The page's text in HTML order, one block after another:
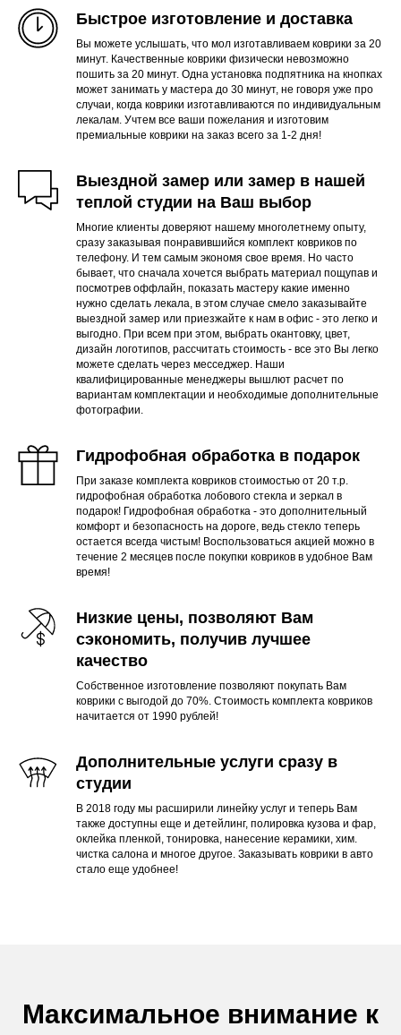
Быстрое изготовление и доставка
Вы можете услышать, что мол изготавливаем коврики за 20
минут. Качественные коврики физически невозможно
пошить за 20 минут. Одна установка подпятника на кнопках
может занимать у мастера до 30 минут, не говоря уже про
случаи, когда коврики изготавливаются по индивидуальным
лекалам. Учтем все ваши пожелания и изготовим
премиальные коврики на заказ всего за 1-2 дня!
Выездной замер или замер в нашей
теплой студии на Ваш выбор
Многие клиенты доверяют нашему многолетнему опыту,
сразу заказывая понравившийся комплект ковриков по
телефону. И тем самым экономя свое время. Но часто
бывает, что сначала хочется выбрать материал пощупав и
посмотрев оффлайн, показать мастеру какие именно
нужно сделать лекала, в этом случае смело заказывайте
выездной замер или приезжайте к нам в офис - это легко и
выгодно. При всем при этом, выбрать окантовку, цвет,
дизайн логотипов, рассчитать стоимость - все это Вы легко
можете сделать через месседжер. Наши
квалифицированные менеджеры вышлют расчет по
вариантам комплектации и необходимые дополнительные
фотографии.
Гидрофобная обработка в подарок
При заказе комплекта ковриков стоимостью от 20 т.р.
гидрофобная обработка лобового стекла и зеркал в
подарок! Гидрофобная обработка - это дополнительный
комфорт и безопасность на дороге, ведь стекло теперь
остается всегда чистым! Воспользоваться акцией можно в
течение 2 месяцев после покупки ковриков в удобное Вам
время!
Низкие цены, позволяют Вам
сэкономить, получив лучшее
качество
Собственное изготовление позволяют покупать Вам
коврики с выгодой до 70%. Стоимость комплекта ковриков
начитается от 1990 рублей!
Дополнительные услуги сразу в
студии
В 2018 году мы расширили линейку услуг и теперь Вам
также доступны еще и детейлинг, полировка кузова и фар,
оклейка пленкой, тонировка, нанесение керамики, хим.
чистка салона и многое другое. Заказывать коврики в авто
стало еще удобнее!
Максимальное внимание к